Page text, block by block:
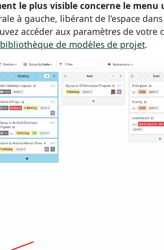
le plus visible concerne le menu
à gauche, libérant de l’espace
accéder aux paramètres de
bibliothèque de modèles de projet.